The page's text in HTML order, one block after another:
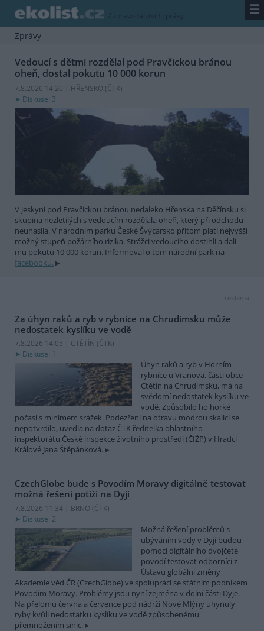
/ zpravodajství / zprávy ☰
Zprávy
Vedoucí s dětmi rozdělal pod Pravčickou bránou
oheň, dostal pokutu 10 000 korun
7.8.2026 14:20 | HŘENSKO (ČTK)
Diskuse: 3
V jeskyni pod Pravčickou bránou nedaleko Hřenska na Děčínsku si
skupina nezletilých s vedoucím rozdělala oheň, který při odchodu
neuhasila. V národním parku České Švýcarsko přitom platí nejvyšší
možný stupeň požárního rizika. Strážci vedoucího dostihli a dali
mu pokutu 10 000 korun. Informoval o tom národní park na
facebooku.
reklama
Za úhyn raků a ryb v rybníce na Chrudimsku může
nedostatek kyslíku ve vodě
7.8.2026 14:05 | CTĚTÍN (ČTK)
Diskuse: 1
Úhyn raků a ryb v Horním
rybníce u Vranova, části obce
Ctětín na Chrudimsku, má na
svědomí nedostatek kyslíku ve
vodě. Způsobilo ho horké
počasí s minimem srážek. Podezření na otravu modrou skalicí se
nepotvrdilo, uvedla na dotaz ČTK ředitelka oblastního
inspektorátu České inspekce životního prostředí (ČIŽP) v Hradci
Králové Jana Štěpánková.
CzechGlobe bude s Povodím Moravy digitálně testovat
možná řešení potíží na Dyji
7.8.2026 11:34 | BRNO (ČTK)
Diskuse: 2
Možná řešení problémů s
ubýváním vody v Dyji budou
pomocí digitálního dvojčete
povodí testovat odborníci z
Ústavu globální změny
Akademie věd ČR (CzechGlobe) ve spolupráci se státním podnikem
Povodím Moravy. Problémy jsou nyní zejména v dolní části Dyje.
Na přelomu června a července pod nádrží Nové Mlýny uhynuly
ryby kvůli nedostatku kyslíku ve vodě způsobenému
přemnožením sinic.